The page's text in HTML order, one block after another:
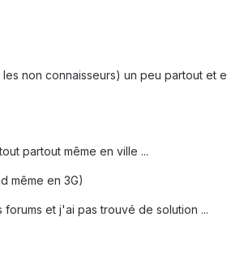
non connaisseurs) un peu partout et
partout même en ville ...
même en 3G)
et j'ai pas trouvé de solution ...